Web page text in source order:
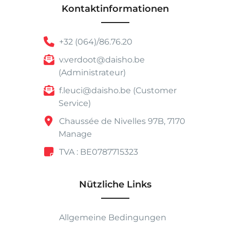
Kontaktinformationen
+32 (064)/86.76.20
v.verdoot@daisho.be
(Administrateur)
f.leuci@daisho.be (Customer
Service)
Chaussée de Nivelles 97B, 7170
Manage
TVA : BE0787715323
Nützliche Links
Allgemeine Bedingungen